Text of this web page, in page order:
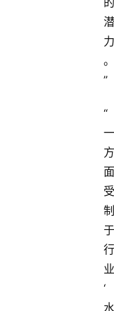
潜
力
。
”
“
一
方
面
受
制
于
行
业
‘
水